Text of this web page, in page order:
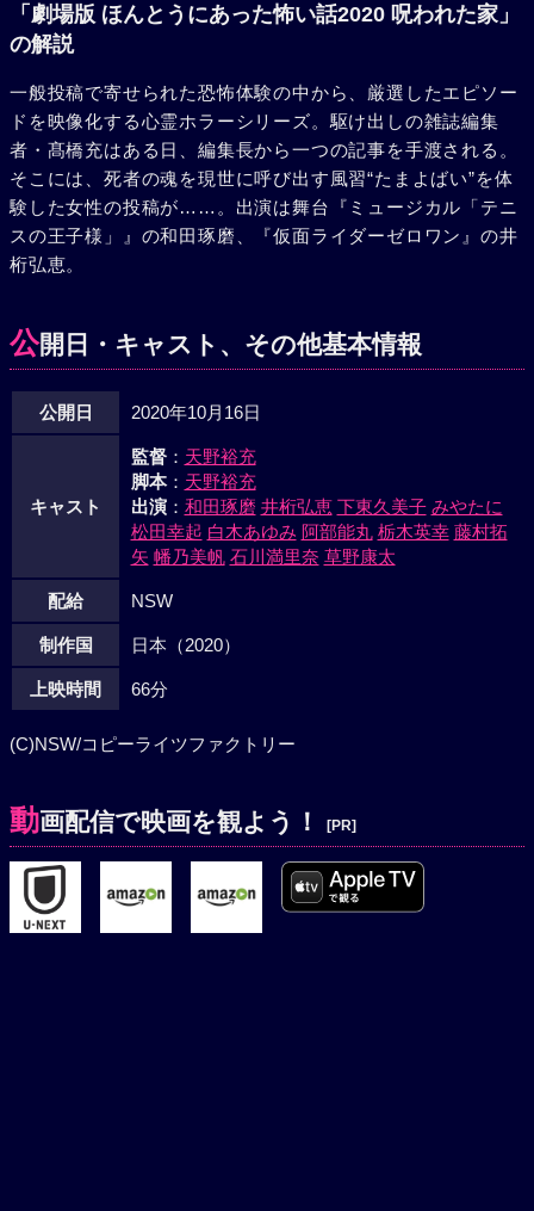
いたのか……？その理由を知るような素振りを見せる父だ
が、汀が聞いても何も答えない。手伝いに来てくれた近隣住
二さん、たまよばいで呼び戻せなかったって聞きまし
た……。”と、なぜか父の弟・洋二のことを話し始める。そ
ういえば、祖母と同居していた洋二の姿が見当たらない。酒
の飲み過ぎで、一人ではまともに歩けない状態だったはずな
のに……。洋二はどのように家を出て、どこへ行ったの
か……？そして、祖母は何をしようとしていたのか……？
「劇場版 ほんとうにあった怖い話2020 呪われた家」
の解説
一般投稿で寄せられた恐怖体験の中から、厳選したエピソー
ドを映像化する心霊ホラーシリーズ。駆け出しの雑誌編集
者・髙橋充はある日、編集長から一つの記事を手渡される。
そこには、死者の魂を現世に呼び出す風習“たまよばい”を体
験した女性の投稿が……。出演は舞台『ミュージカル「テニ
スの王子様」』の和田琢磨、『仮面ライダーゼロワン』の井
桁弘恵。
公開日・キャスト、その他基本情報
公開日 2020年10月16日
キャスト
監督： 天野裕充
脚本： 天野裕充
出演： 和田琢磨 井桁弘恵 下東久美子 みやたに
松田幸起 白木あゆみ 阿部能丸 栃木英幸 藤村拓
矢 幡乃美帆 石川満里奈 草野康太
配給 NSW
制作国 日本（2020）
上映時間 66分
(C)NSW/コピーライツファクトリー
動画配信で映画を観よう！ [PR]